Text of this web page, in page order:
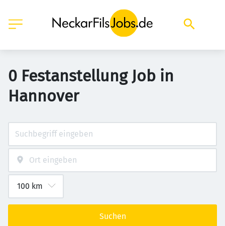
0 Festanstellung Job in
Hannover
Suchen